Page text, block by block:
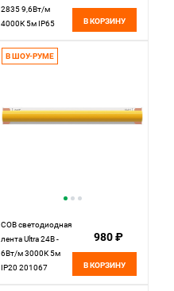
2835 9,6Вт/м
4000К 5м IP65
Led Strip, цена за
метр, отгружается
В КОРЗИНУ
В ШОУ-РУМЕ
COB светодиодная
лента Ultra 24В -
6Вт/м 3000К 5м
IP20 201067
980 ₽
В КОРЗИНУ